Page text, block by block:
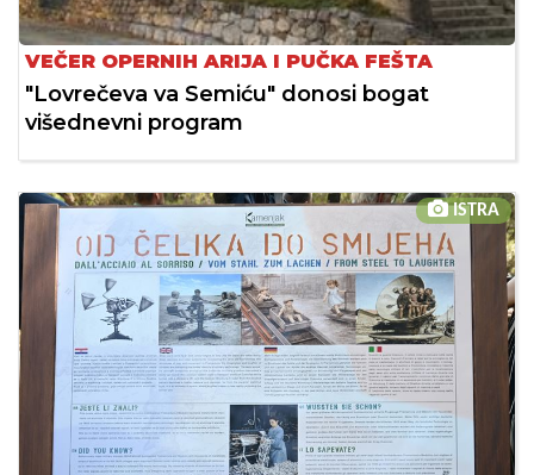
VEČER OPERNIH ARIJA I PUČKA FEŠTA
"Lovrečeva va Semiću" donosi bogat
višednevni program
ISTRA